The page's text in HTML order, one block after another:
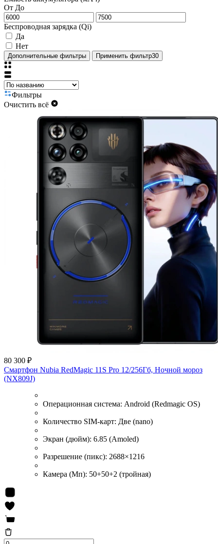
От До
Беспроводная зарядка (Qi)
Да
Нет
Дополнительные фильтры Применить фильтр30
Фильтры
Очистить всё
80 300 ₽
Смартфон Nubia RedMagic 11S Pro 12/256Гб, Ночной мороз
(NX809J)
Операционная система: Android (Redmagic OS)
Количество SIM-карт: Две (nano)
Экран (дюйм): 6.85 (Amoled)
Разрешение (пикс): 2688×1216
Камера (Мп): 50+50+2 (тройная)